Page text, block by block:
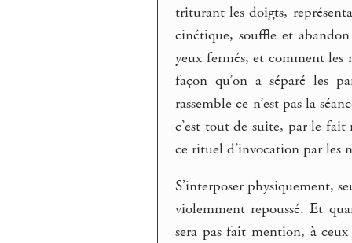
triturant les doigts,
cinétique, souffle et
yeux fermés, et comment les
façon qu’on a séparé les
rassemble ce n’est pas la
c’est tout de suite, par le fait
ce rituel d’invocation par les
S’interposer physiquement,
violemment repoussé. Et
sera pas fait mention, à